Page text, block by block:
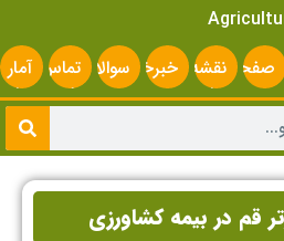
صفحه
اصلی
نقشه
سایت
خبرخوانسوالات
متداول
تماس
با ما
آمار
قم در بیمه کشاورزی